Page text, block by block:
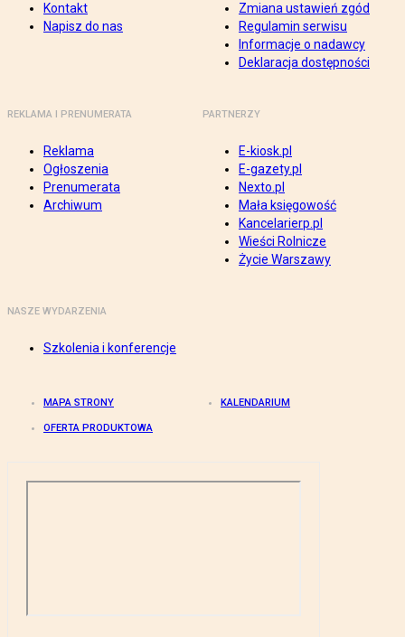
Kontakt
Napisz do nas
Zmiana ustawień zgód
Regulamin serwisu
Informacje o nadawcy
Deklaracja dostępności
REKLAMA I PRENUMERATA
Reklama
Ogłoszenia
Prenumerata
Archiwum
PARTNERZY
E-kiosk.pl
E-gazety.pl
Nexto.pl
Mała księgowość
Kancelarierp.pl
Wieści Rolnicze
Życie Warszawy
NASZE WYDARZENIA
Szkolenia i konferencje
MAPA STRONY KALENDARIUM
OFERTA PRODUKTOWA